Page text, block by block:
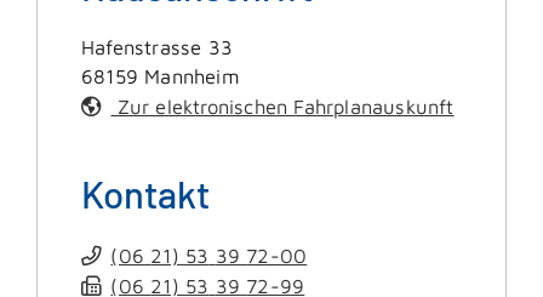
Hafenstrasse 33
68159 Mannheim
Zur elektronischen Fahrplanauskunft
Kontakt
(06 21) 53 39 72-00
(06 21) 53 39 72-99